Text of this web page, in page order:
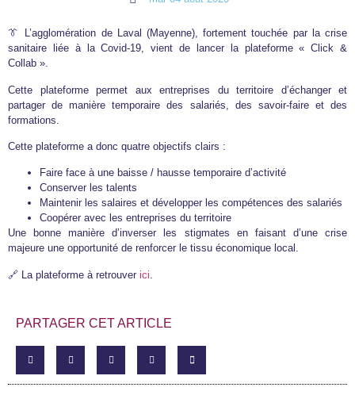
👔 L’agglomération de Laval (Mayenne), fortement touchée par la crise
sanitaire liée à la Covid-19, vient de lancer la plateforme « Click &
Collab ».
Cette plateforme permet aux entreprises du territoire d’échanger et
partager de manière temporaire des salariés, des savoir-faire et des
formations.
Cette plateforme a donc quatre objectifs clairs :
Faire face à une baisse / hausse temporaire d’activité
Conserver les talents
Maintenir les salaires et développer les compétences des salariés
Coopérer avec les entreprises du territoire
Une bonne manière d’inverser les stigmates en faisant d’une crise
majeure une opportunité de renforcer le tissu économique local.
🔗 La plateforme à retrouver ici
PARTAGER CET ARTICLE